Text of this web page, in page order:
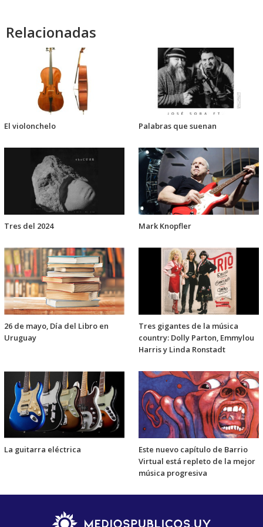
Relacionadas
El violonchelo Palabras que suenan
Tres del 2024 Mark Knopfler
26 de mayo, Día del Libro en
Uruguay
Tres gigantes de la música
country: Dolly Parton, Emmylou
Harris y Linda Ronstadt
La guitarra eléctrica
Este nuevo capítulo de Barrio
Virtual está repleto de la mejor
música progresiva